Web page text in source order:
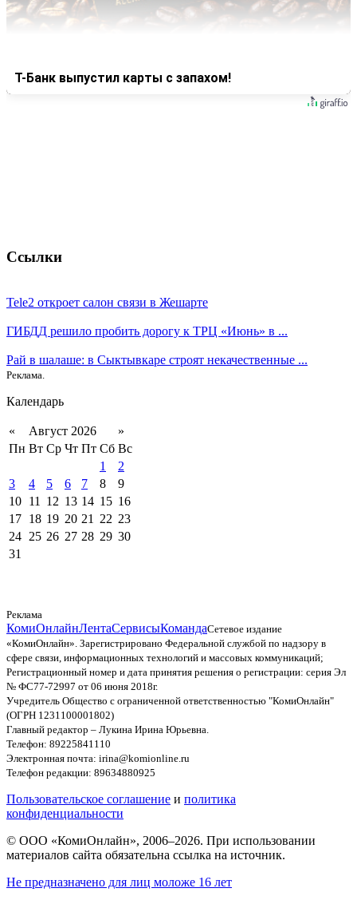
Т-Банк выпустил карты с запахом!
Ссылки
Tele2 откроет салон связи в Жешарте
ГИБДД решило пробить дорогу к ТРЦ «Июнь» в ...
Рай в шалаше: в Сыктывкаре строят некачественные ...
Реклама.
Календарь
« Август 2026
»
Пн Вт Ср Чт Пт Сб Вс
1
2
3
4 5 6 7 8
9
10 11 12 13 14 15 16
17 18 19 20 21 22 23
24 25 26 27 28 29 30
31
Реклама
КомиОнлайнЛентаСервисыКомандаСетевое издание
«КомиОнлайн». Зарегистрировано Федеральной службой по надзору в
сфере связи, информационных технологий и массовых коммуникаций;
Регистрационный номер и дата принятия решения о регистрации: серия Эл
№ ФС77-72997 от 06 июня 2018г.
Учредитель Общество с ограниченной ответственностью "КомиОнлайн"
(ОГРН 1231100001802)
Главный редактор – Лукина Ирина Юрьевна.
Телефон: 89225841110
Электронная почта: irina@komionline.ru
Телефон редакции: 89634880925
Пользовательское соглашение и политика
конфиденциальности
© ООО «КомиОнлайн», 2006–2026. При использовании
материалов сайта обязательна ссылка на источник.
Не предназначено для лиц моложе 16 лет